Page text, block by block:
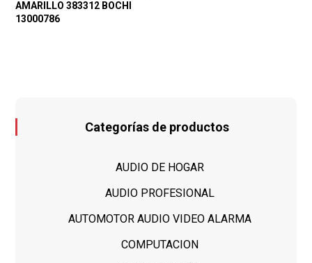
AMARILLO 383312 BOCHI
13000786
Categorías de productos
AUDIO DE HOGAR
AUDIO PROFESIONAL
AUTOMOTOR AUDIO VIDEO ALARMA
COMPUTACION